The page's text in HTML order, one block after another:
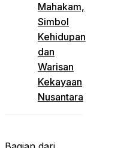
Mahakam,
Simbol
Kehidupan
dan
Warisan
Kekayaan
Nusantara